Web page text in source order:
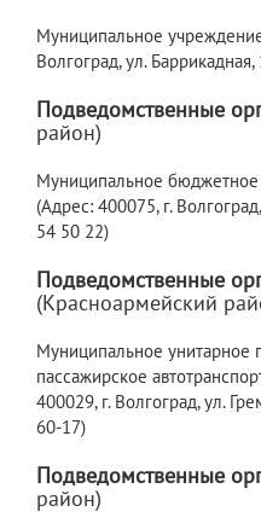
Муниципальное
Волгоград, ул.
Подведомственные
район)
Муниципальное
(Адрес: 400075, г.
54 50 22)
Подведомственные
(Красноармейский
Муниципальное унитарное
пассажирское
400029, г. Волгоград, ул.
60-17)
Подведомственные
район)